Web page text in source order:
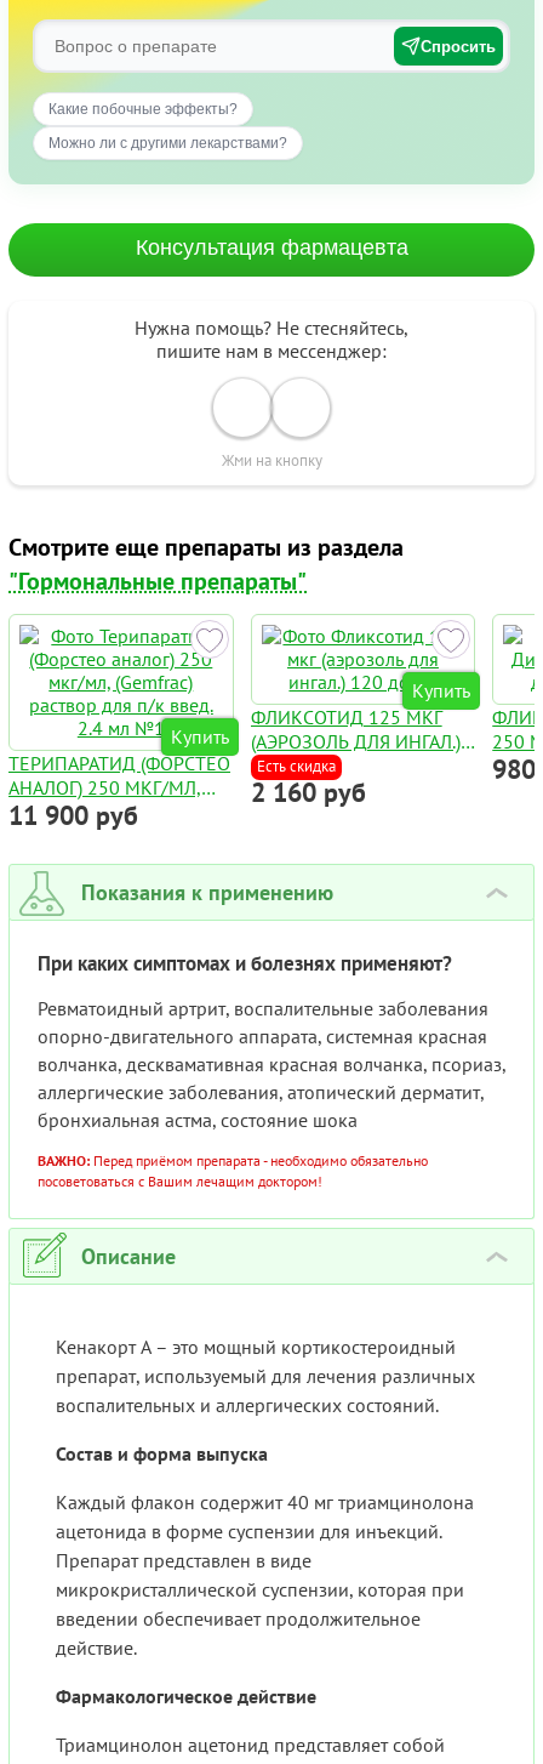
Спросить
Какие побочные эффекты?
Можно ли с другими лекарствами?
Консультация фармацевта
Нужна помощь? Не стесняйтесь,
пишите нам в мессенджер:
Жми на кнопку
Смотрите еще препараты из раздела
"Гормональные препараты"
Купить
ТЕРИПАРАТИД (ФОРСТЕО
АНАЛОГ) 250 МКГ/МЛ,
(GEMFRAC) РАСТВОР ДЛЯ
П/К ВВЕД. 2.4 МЛ №1
11 900 руб
Купить
ФЛИКСОТИД 125 МКГ
(АЭРОЗОЛЬ ДЛЯ ИНГАЛ.)
120 ДОЗ!!!
Есть скидка
2 160 руб
250
980
Показания к применению ›
При каких симптомах и болезнях применяют?
Ревматоидный артрит, воспалительные заболевания
опорно-двигательного аппарата, системная красная
волчанка, десквамативная красная волчанка, псориаз,
аллергические заболевания, атопический дерматит,
бронхиальная астма, состояние шока
ВАЖНО: Перед приёмом препарата - необходимо обязательно
посоветоваться с Вашим лечащим доктором!
Описание ›
Кенакорт А – это мощный кортикостероидный
препарат, используемый для лечения различных
воспалительных и аллергических состояний.
Состав и форма выпуска
Каждый флакон содержит 40 мг триамцинолона
ацетонида в форме суспензии для инъекций.
Препарат представлен в виде
микрокристаллической суспензии, которая при
введении обеспечивает продолжительное
действие.
Фармакологическое действие
Триамцинолон ацетонид представляет собой